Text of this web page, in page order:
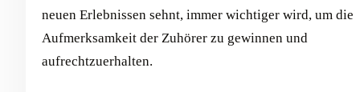
neuen Erlebnissen sehnt, immer wichtiger wird, um die
Aufmerksamkeit der Zuhörer zu gewinnen und
aufrechtzuerhalten.